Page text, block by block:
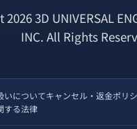
3D UNIVERSAL
INC. All Rights
いについてキャンセル・返金ポリ
する法律